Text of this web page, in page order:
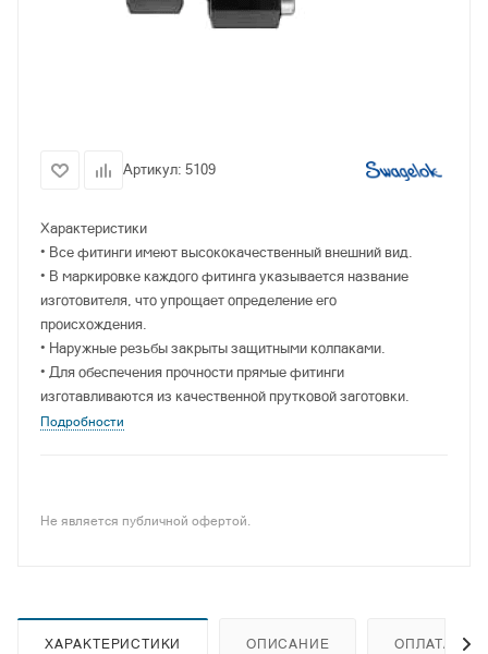
Артикул: 5109
Характеристики
• Все фитинги имеют высококачественный внешний вид.
• В маркировке каждого фитинга указывается название
изготовителя, что упрощает определение его
происхождения.
• Наружные резьбы закрыты защитными колпаками.
• Для обеспечения прочности прямые фитинги
изготавливаются из качественной прутковой заготовки.
Подробности
Не является публичной офертой.
ХАРАКТЕРИСТИКИ ОПИСАНИЕ ОПЛАТА